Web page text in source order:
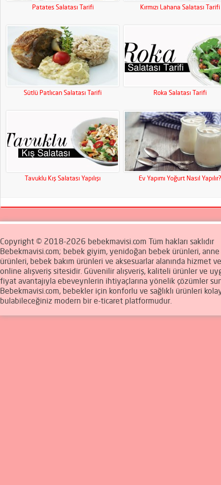
Patates Salatası Tarifi Kırmızı Lahana Salatası Tarifi
Sütlü Patlıcan Salatası Tarifi Roka Salatası Tarifi
Tavuklu Kış Salatası Yapılışı Ev Yapımı Yoğurt Nasıl Yapılır?
Copyright © 2018-2026 bebekmavisi.com Tüm hakları saklıdır
Bebekmavisi.com; bebek giyim, yenidoğan bebek ürünleri,
ürünleri, bebek bakım ürünleri ve aksesuarlar alanında hizmet
online alışveriş sitesidir. Güvenilir alışveriş, kaliteli ürünler ve
fiyat avantajıyla ebeveynlerin ihtiyaçlarına yönelik çözümler
Bebekmavisi.com, bebekler için konforlu ve sağlıklı ürünleri
bulabileceğiniz modern bir e-ticaret platformudur.